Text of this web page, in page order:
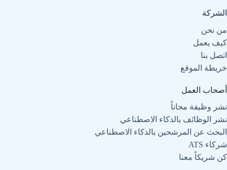
الشركة
من نحن
كيف يعمل
اتصل بنا
خريطة الموقع
أصحاب العمل
نشر وظيفة مجاناً
نشر الوظائف بالذكاء الاصطناعي
البحث عن المرشحين بالذكاء الاصطناعي
شركاء ATS
كن شريكاً معنا